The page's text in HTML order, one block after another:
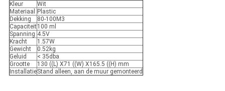
Kleur
Wit
Materiaal
Plastic
Dekking
80-100M3
Capaciteit100 ml
Spanning 4.5V
Kracht
1.57W
Gewicht
0.52kg
Geluid
< 35dba
Grootte
130 ((L) X71 ((W) X165.5 ((H) mm
InstallatieStand alleen, aan de muur gemonteerd